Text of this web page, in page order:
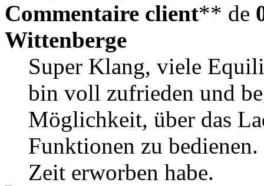
Commentaire client** de
Wittenberge
Super Klang, viele
bin voll zufrieden und
Möglichkeit, über das
Funktionen zu
Zeit erworben habe.